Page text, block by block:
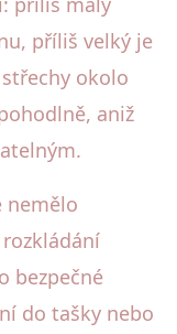
příliš velký je
okolo
aniž
nemělo
bezpečné
do tašky nebo